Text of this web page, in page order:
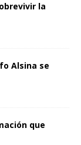
la
Alsina se
que